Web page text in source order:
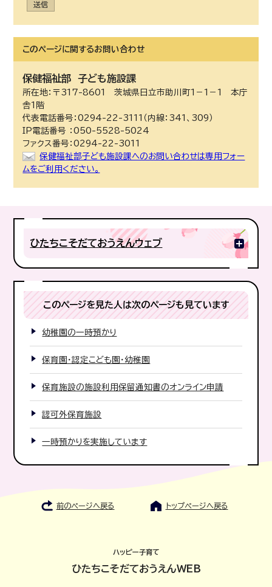
送信
このページに関するお問い合わせ
保健福祉部子ども施設課
所在地：〒317-8601 茨城県日立市助川町1－1－1 本庁
舎1階
代表電話番号：0294-22-3111（内線：341、309）
IP電話番号 ：050-5528-5024
ファクス番号：0294-22-3011
保健福祉部子ども施設課へのお問い合わせは専用フォー
ムをご利用ください。
ひたちこそだておうえんウェブ
このページを見た人は次のページも見ています
幼稚園の一時預かり
保育園・認定こども園・幼稚園
保育施設の施設利用保留通知書のオンライン申請
認可外保育施設
一時預かりを実施しています
前のページへ戻る トップページへ戻る
ハッピー子育て
ひたちこそだておうえんWEB